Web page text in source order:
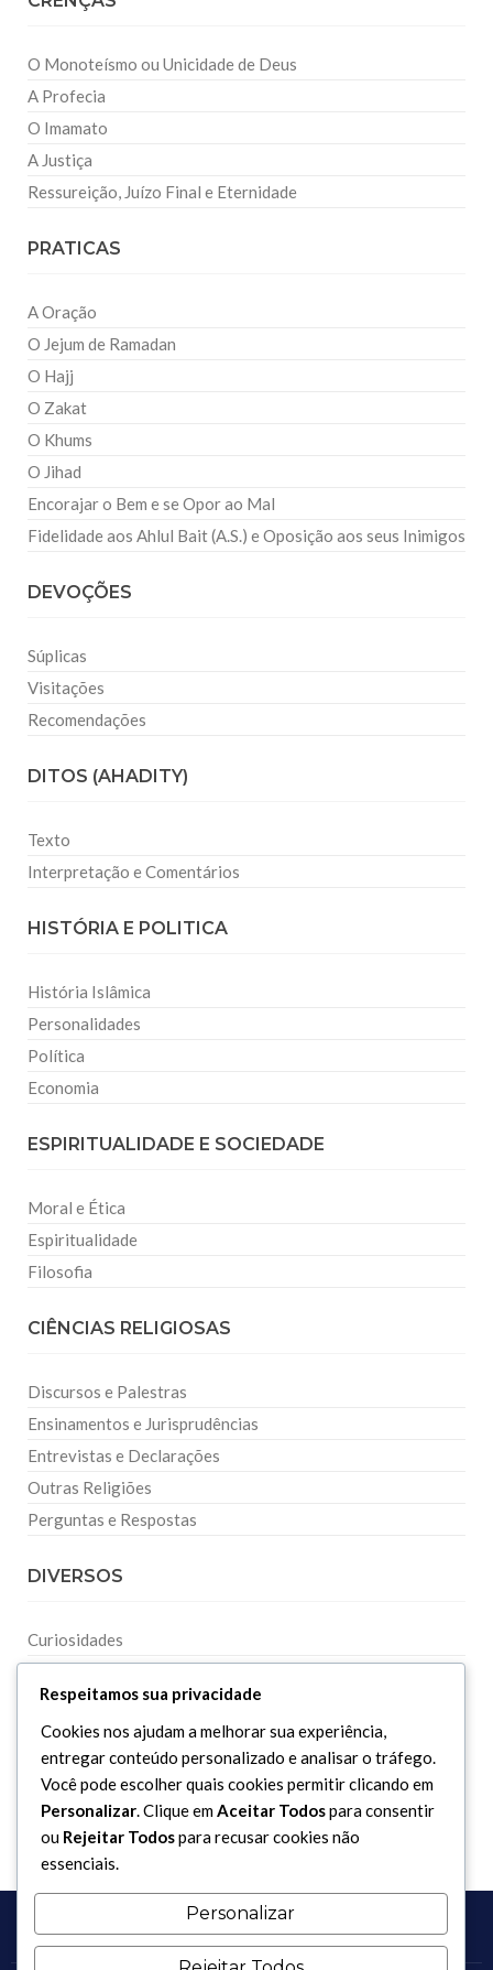
O Monoteísmo ou Unicidade de Deus
A Profecia
O Imamato
A Justiça
Ressureição, Juízo Final e Eternidade
PRATICAS
A Oração
O Jejum de Ramadan
O Hajj
O Zakat
O Khums
O Jihad
Encorajar o Bem e se Opor ao Mal
Fidelidade aos Ahlul Bait (A.S.) e Oposição aos seus Inimigos
DEVOÇÕES
Súplicas
Visitações
Recomendações
DITOS (AHADITY)
Texto
Interpretação e Comentários
HISTÓRIA E POLITICA
História Islâmica
Personalidades
Política
Economia
ESPIRITUALIDADE E SOCIEDADE
Moral e Ética
Espiritualidade
Filosofia
CIÊNCIAS RELIGIOSAS
Discursos e Palestras
Ensinamentos e Jurisprudências
Entrevistas e Declarações
Outras Religiões
Perguntas e Respostas
DIVERSOS
Curiosidades
Downloads
Respeitamos sua privacidade
Cookies nos ajudam a melhorar sua experiência,
entregar conteúdo personalizado e analisar o tráfego.
Você pode escolher quais cookies permitir clicando em
Personalizar. Clique emAceitar Todospara consentir
ou Rejeitar Todospara recusar cookies não
essenciais.
Personalizar